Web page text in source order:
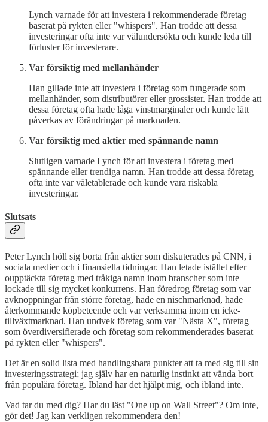
Lynch varnade för att investera i rekommenderade företag
baserat på rykten eller "whispers". Han trodde att dessa
investeringar ofta inte var välundersökta och kunde leda till
förluster för investerare.
Var försiktig med mellanhänder
Han gillade inte att investera i företag som fungerade som
mellanhänder, som distributörer eller grossister. Han trodde att
dessa företag ofta hade låga vinstmarginaler och kunde lätt
påverkas av förändringar på marknaden.
Var försiktig med aktier med spännande namn
Slutligen varnade Lynch för att investera i företag med
spännande eller trendiga namn. Han trodde att dessa företag
ofta inte var väletablerade och kunde vara riskabla
investeringar.
Slutsats
Peter Lynch höll sig borta från aktier som diskuterades på CNN, i
sociala medier och i finansiella tidningar. Han letade istället efter
oupptäckta företag med tråkiga namn inom branscher som inte
lockade till sig mycket konkurrens. Han föredrog företag som var
avknoppningar från större företag, hade en nischmarknad, hade
återkommande köpbeteende och var verksamma inom en icke-
tillväxtmarknad. Han undvek företag som var "Nästa X", företag
som överdiversifierade och företag som rekommenderades baserat
på rykten eller "whispers".
Det är en solid lista med handlingsbara punkter att ta med sig till sin
investeringsstrategi; jag själv har en naturlig instinkt att vända bort
från populära företag. Ibland har det hjälpt mig, och ibland inte.
Vad tar du med dig? Har du läst "One up on Wall Street"? Om inte,
gör det! Jag kan verkligen rekommendera den!